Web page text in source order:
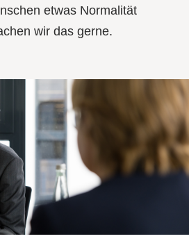
etwas Normalität
wir das gerne.